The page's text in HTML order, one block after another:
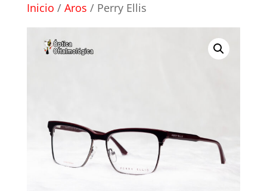
Inicio / Aros / Perry Ellis